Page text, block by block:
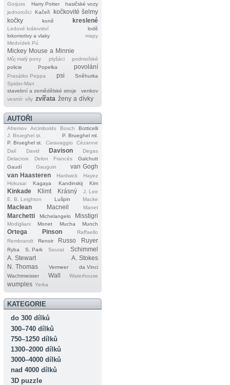
Gorjuss
Harry Potter
hasičské vozy
jednorožci
Kačeři
kočkovité šelmy
kočky
koně kreslené
Ledové království
lodě
lokomotivy a vlaky
mapy
Medvídek Pú
Mickey Mouse a Minnie
Můj malý pony plyšáci
podmořské
policie
Popelka povolání
Prasátko Peppa psi
Sněhurka
Spider‐Man
stavební a zemědělské stroje
venkov
vesmír víly zvířata ženy a dívky
AUTOŘI
Afremov Arcimboldo Bosch
Botticelli
J. Brueghel st.
P. Brueghel ml.
P. Brueghel st.
Caravaggio
Cézanne
Dalí
David Davison
Degas
Delacroix
Delon Francés
Galchutt
Gaudí
Gauguin
van Gogh
van Haasteren
Hardwick
Hayez
Hokusai
Kagaya Kandinskij Kim
Kinkade Klimt Krásný
J. Lee
E. B. Leighton
Lušpin Macke
Maclean Macneil Manet
Marchetti Michelangelo Misstigri
Modigliani Monet Mucha Munch
Ortega Pinson
Raffaello
Rembrandt
Renoir Russo Ruyer
Ryba S. Park Seurat
Schimmel
A. Stewart
A. Stokes
N. Thomas
Vermeer
da Vinci
Wachtmeister
Wall Waterhouse
wumples Yerka
KATEGORIE
do 300 dílků
300–740 dílků
750–1250 dílků
1300–2000 dílků
3000–4000 dílků
nad 4000 dílků
3D puzzle